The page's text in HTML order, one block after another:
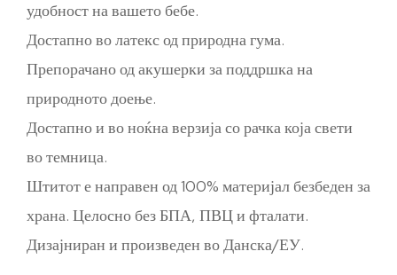
удобност на вашето бебе.
Достапно во латекс од природна гума.
Препорачано од акушерки за поддршка на
природното доење.
Достапно и во ноќна верзија со рачка која свети
во темница.
Штитот е направен од 100% материјал безбеден за
храна. Целосно без БПА, ПВЦ и фталати.
Дизајниран и произведен во Данска/ЕУ.